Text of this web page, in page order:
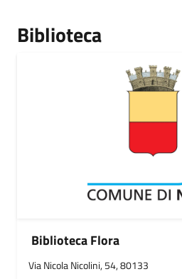
Biblioteca
Biblioteca Flora
Via Nicola Nicolini, 54, 80133